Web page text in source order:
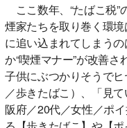
ここ数年、“たばこ税”
煙家たちを取り巻く環
に追い込まれてしまう
か“喫煙マナー”が改善
子供にぶつかりそうで
／歩きたばこ）、「見
阪府／20代／女性／ポ